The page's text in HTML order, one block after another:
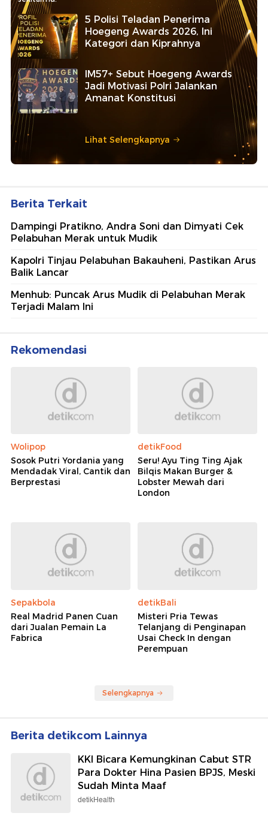
5 Polisi Teladan Penerima
Hoegeng Awards 2026, Ini
Kategori dan Kiprahnya
IM57+ Sebut Hoegeng Awards
Jadi Motivasi Polri Jalankan
Amanat Konstitusi
Lihat Selengkapnya
Berita Terkait
Dampingi Pratikno, Andra Soni dan Dimyati Cek
Pelabuhan Merak untuk Mudik
Kapolri Tinjau Pelabuhan Bakauheni, Pastikan Arus
Balik Lancar
Menhub: Puncak Arus Mudik di Pelabuhan Merak
Terjadi Malam Ini
Rekomendasi
Wolipop
Sosok Putri Yordania yang
Mendadak Viral, Cantik dan
Berprestasi
detikFood
Seru! Ayu Ting Ting Ajak
Bilqis Makan Burger &
Lobster Mewah dari
London
Sepakbola
Real Madrid Panen Cuan
dari Jualan Pemain La
Fabrica
detikBali
Misteri Pria Tewas
Telanjang di Penginapan
Usai Check In dengan
Perempuan
Selengkapnya
Berita detikcom Lainnya
KKI Bicara Kemungkinan Cabut STR
Para Dokter Hina Pasien BPJS, Meski
Sudah Minta Maaf
detikHealth